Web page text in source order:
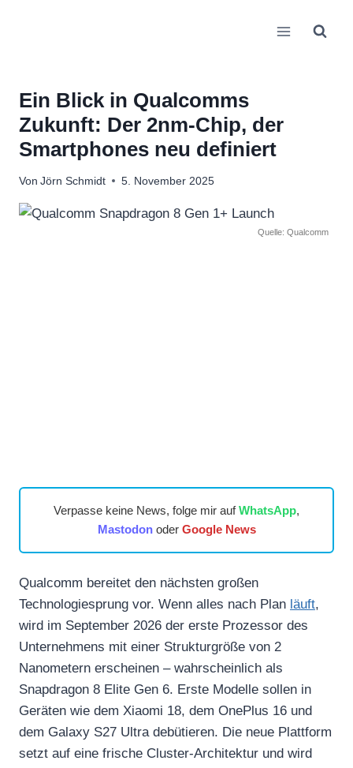
Ein Blick in Qualcomms
Zukunft: Der 2nm-Chip, der
Smartphones neu definiert
Von Jörn Schmidt 5. November 2025
Quelle: Qualcomm
Verpasse keine News, folge mir aufWhatsApp,
Mastodonoder Google News
Qualcomm bereitet den nächsten großen
Technologiesprung vor. Wenn alles nach Plan läuft,
wird im September 2026 der erste Prozessor des
Unternehmens mit einer Strukturgröße von 2
Nanometern erscheinen – wahrscheinlich als
Snapdragon 8 Elite Gen 6. Erste Modelle sollen in
Geräten wie dem Xiaomi 18, dem OnePlus 16 und
dem Galaxy S27 Ultra debütieren. Die neue Plattform
setzt auf eine frische Cluster-Architektur und wird